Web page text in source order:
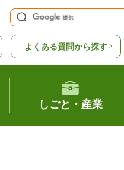
よくある質問から探す
しごと・産業